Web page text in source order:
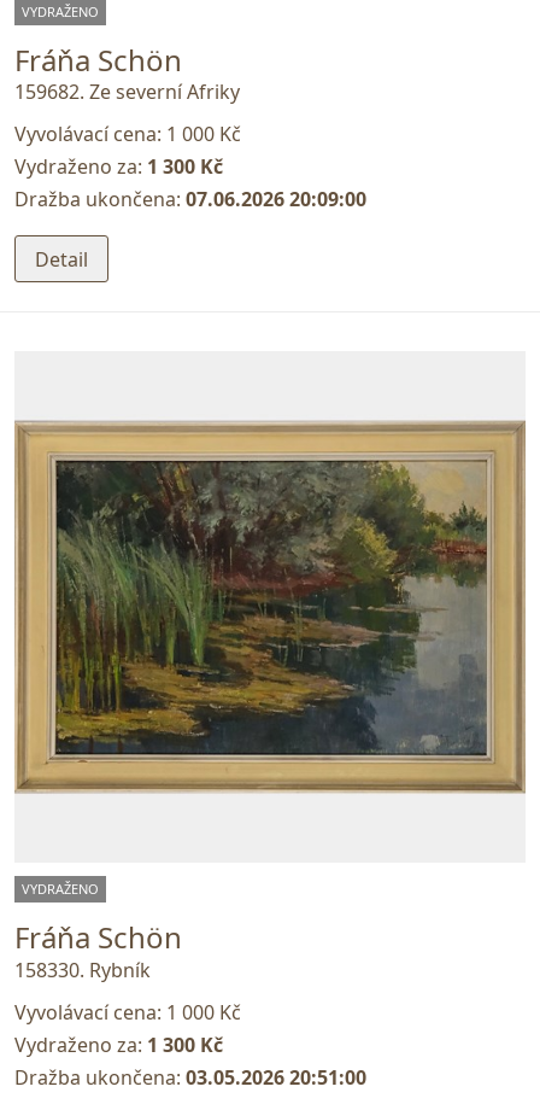
VYDRAŽENO
Fráňa Schön
159682. Ze severní Afriky
Vyvolávací cena: 1 000 Kč
Vydraženo za: 1 300 Kč
Dražba ukončena: 07.06.2026 20:09:00
Detail
VYDRAŽENO
Fráňa Schön
158330. Rybník
Vyvolávací cena: 1 000 Kč
Vydraženo za: 1 300 Kč
Dražba ukončena: 03.05.2026 20:51:00